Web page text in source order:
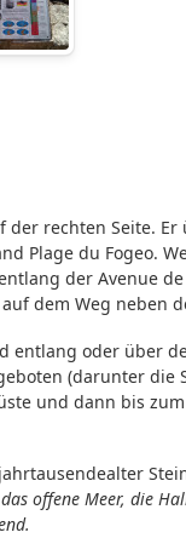
der rechten Seite.
Plage du Fogeo.
der Avenue
dem Weg neben
entlang oder über
(darunter die
und dann bis
offene Meer, die